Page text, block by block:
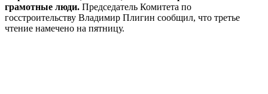
грамотные люди. Председатель Комитета по
госстроительству Владимир Плигин сообщил, что третье
чтение намечено на пятницу.